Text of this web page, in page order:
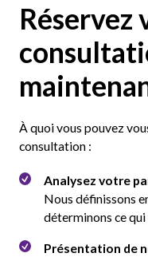
Réservez
À quoi vous pouvez
consultation :
Analysez votre
Nous définissons
déterminons ce
Présentation de